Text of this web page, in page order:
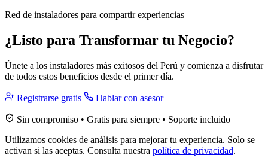
Red de instaladores para compartir experiencias
¿Listo para Transformar tu Negocio?
Únete a los instaladores más exitosos del Perú y comienza a disfrutar
de todos estos beneficios desde el primer día.
Registrarse gratis Hablar con asesor
Sin compromiso • Gratis para siempre • Soporte incluido
Utilizamos cookies de análisis para mejorar tu experiencia. Solo se
activan si las aceptas. Consulta nuestra política de privacidad.